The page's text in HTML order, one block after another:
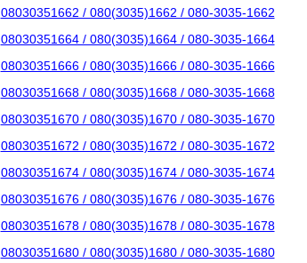
08030351662 / 080(3035)1662 / 080-3035-1662
08030351664 / 080(3035)1664 / 080-3035-1664
08030351666 / 080(3035)1666 / 080-3035-1666
08030351668 / 080(3035)1668 / 080-3035-1668
08030351670 / 080(3035)1670 / 080-3035-1670
08030351672 / 080(3035)1672 / 080-3035-1672
08030351674 / 080(3035)1674 / 080-3035-1674
08030351676 / 080(3035)1676 / 080-3035-1676
08030351678 / 080(3035)1678 / 080-3035-1678
08030351680 / 080(3035)1680 / 080-3035-1680